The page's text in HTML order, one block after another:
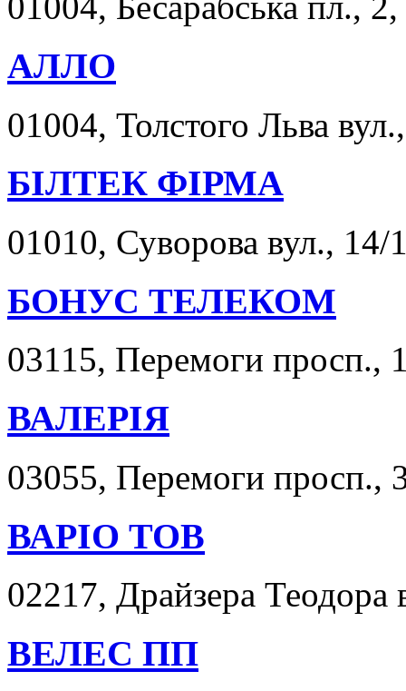
АЛЛО
01004, Толстого Льва
БІЛТЕК ФІРМА
01010, Суворова вул., 14/
БОНУС ТЕЛЕКОМ
03115, Перемоги просп.,
ВАЛЕРІЯ
03055, Перемоги просп.,
ВАРІО ТОВ
02217, Драйзера Теодора
ВЕЛЕС ПП